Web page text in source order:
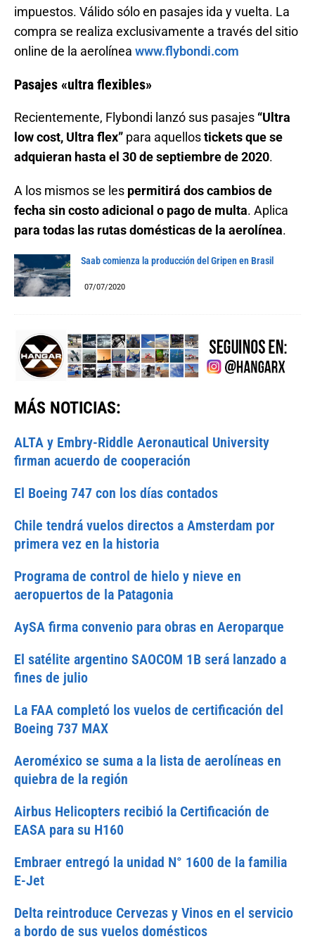
impuestos. Válido sólo en pasajes ida y vuelta. La
compra se realiza exclusivamente a través del sitio
online de la aerolínea www.flybondi.com
Pasajes «ultra flexibles»
Recientemente, Flybondi lanzó sus pasajes “Ultra
low cost, Ultra flex” para aquellostickets que se
adquieran hasta el 30 de septiembre de 2020.
A los mismos se les permitirá dos cambios de
fecha sin costo adicional o pago de multa. Aplica
para todas las rutas domésticas de la aerolínea.
Saab comienza la producción del Gripen en Brasil
07/07/2020
MÁS NOTICIAS:
ALTA y Embry-Riddle Aeronautical University
firman acuerdo de cooperación
El Boeing 747 con los días contados
Chile tendrá vuelos directos a Amsterdam por
primera vez en la historia
Programa de control de hielo y nieve en
aeropuertos de la Patagonia
AySA firma convenio para obras en Aeroparque
El satélite argentino SAOCOM 1B será lanzado a
fines de julio
La FAA completó los vuelos de certificación del
Boeing 737 MAX
Aeroméxico se suma a la lista de aerolíneas en
quiebra de la región
Airbus Helicopters recibió la Certificación de
EASA para su H160
Embraer entregó la unidad N° 1600 de la familia
E-Jet
Delta reintroduce Cervezas y Vinos en el servicio
a bordo de sus vuelos domésticos